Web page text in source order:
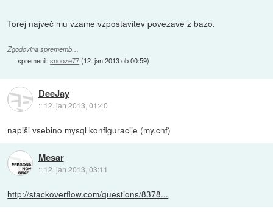
Torej največ mu vzame vzpostavitev povezave z bazo.
Zgodovina sprememb…
spremenil:snooze77(12. jan 2013 ob 00:59)
DeeJay
:: 12. jan 2013, 01:40
napiši vsebino mysql konfiguracije (my.cnf)
Mesar
:: 12. jan 2013, 03:11
http://stackoverflow.com/questions/8378...